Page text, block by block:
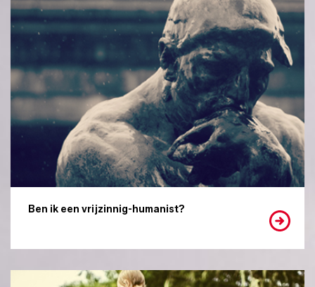
Ben ik een vrijzinnig-humanist?